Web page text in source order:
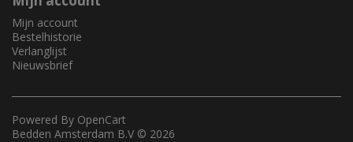
Mijn account
Bestelhistorie
Verlanglijst
Nieuwsbrief
Powered By OpenCart
Bedden Amsterdam B.V © 2026